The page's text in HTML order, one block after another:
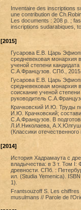
Inventaire des inscriptions
une contribution de
Les documents : 208 p. ;
inscriptions sudarabiques,
[2015]
Гусарова Е.В. Царь
средневековая монархия
ученой степени
С.А.Французов. СПб., 2015.
Гусарова Е.В. Царь
средневековая монархия
соискание ученой
руководитель
Крачковский И.Ю. Труды
И.Ю. Крачковский;
С.А.Французов. В
Л.И.Николаева,
(Классики
[2014]
История Хадрамаута с
владычества: в 3 т. Том I:
древности. СПб. :
ил. (Studia Yemenica).
1).
Frantsouzoff S. Les
musulmans // Parole de